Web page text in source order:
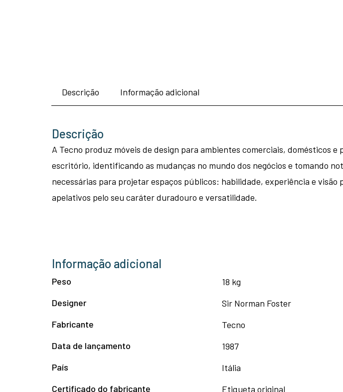
Descrição Informação adicional
Descrição
A Tecno produz móveis de design para ambientes comerciais, domésticos
escritório, identificando as mudanças no mundo dos negócios e tomando
necessárias para projetar espaços públicos: habilidade, experiência e
apelativos pelo seu caráter duradouro e versatilidade.
Informação adicional
Peso
18 kg
Designer
Sir Norman Foster
Fabricante
Tecno
Data de lançamento
1987
País
Itália
Certificado do fabricante
Etiqueta original